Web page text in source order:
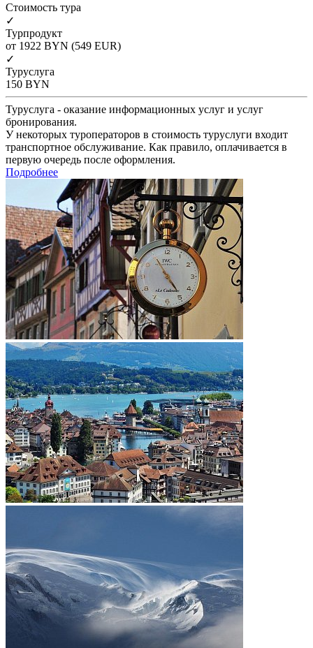
Cтоимость тура
✓
Турпродукт
от 1922 BYN (549 EUR)
✓
Туруслуга
150 BYN
Туруслуга - оказание информационных услуг и услуг
бронирования.
У некоторых туроператоров в стоимость туруслуги входит
транспортное обслуживание. Как правило, оплачивается в
первую очередь после оформления.
Подробнее